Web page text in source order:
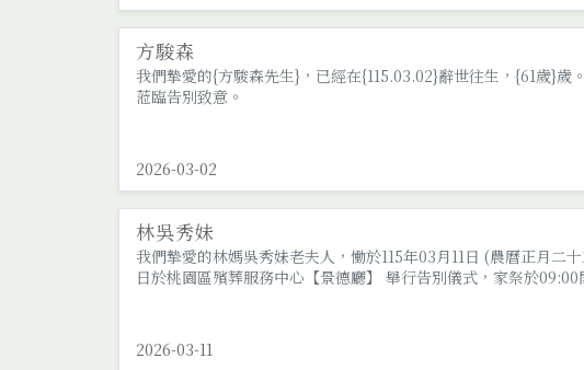
方駿森
我們摯愛的{方駿森先生}，已經在{115.03.02}辭世往生，{61歲}
蒞臨告別致意。
2026-03-02
林吳秀妹
我們摯愛的林媽吳秀妹老夫人，慟於115年03月11日 (農曆正月二
日於桃園區殯葬服務中心【景德廳】 舉行告別儀式，家祭於
2026-03-11